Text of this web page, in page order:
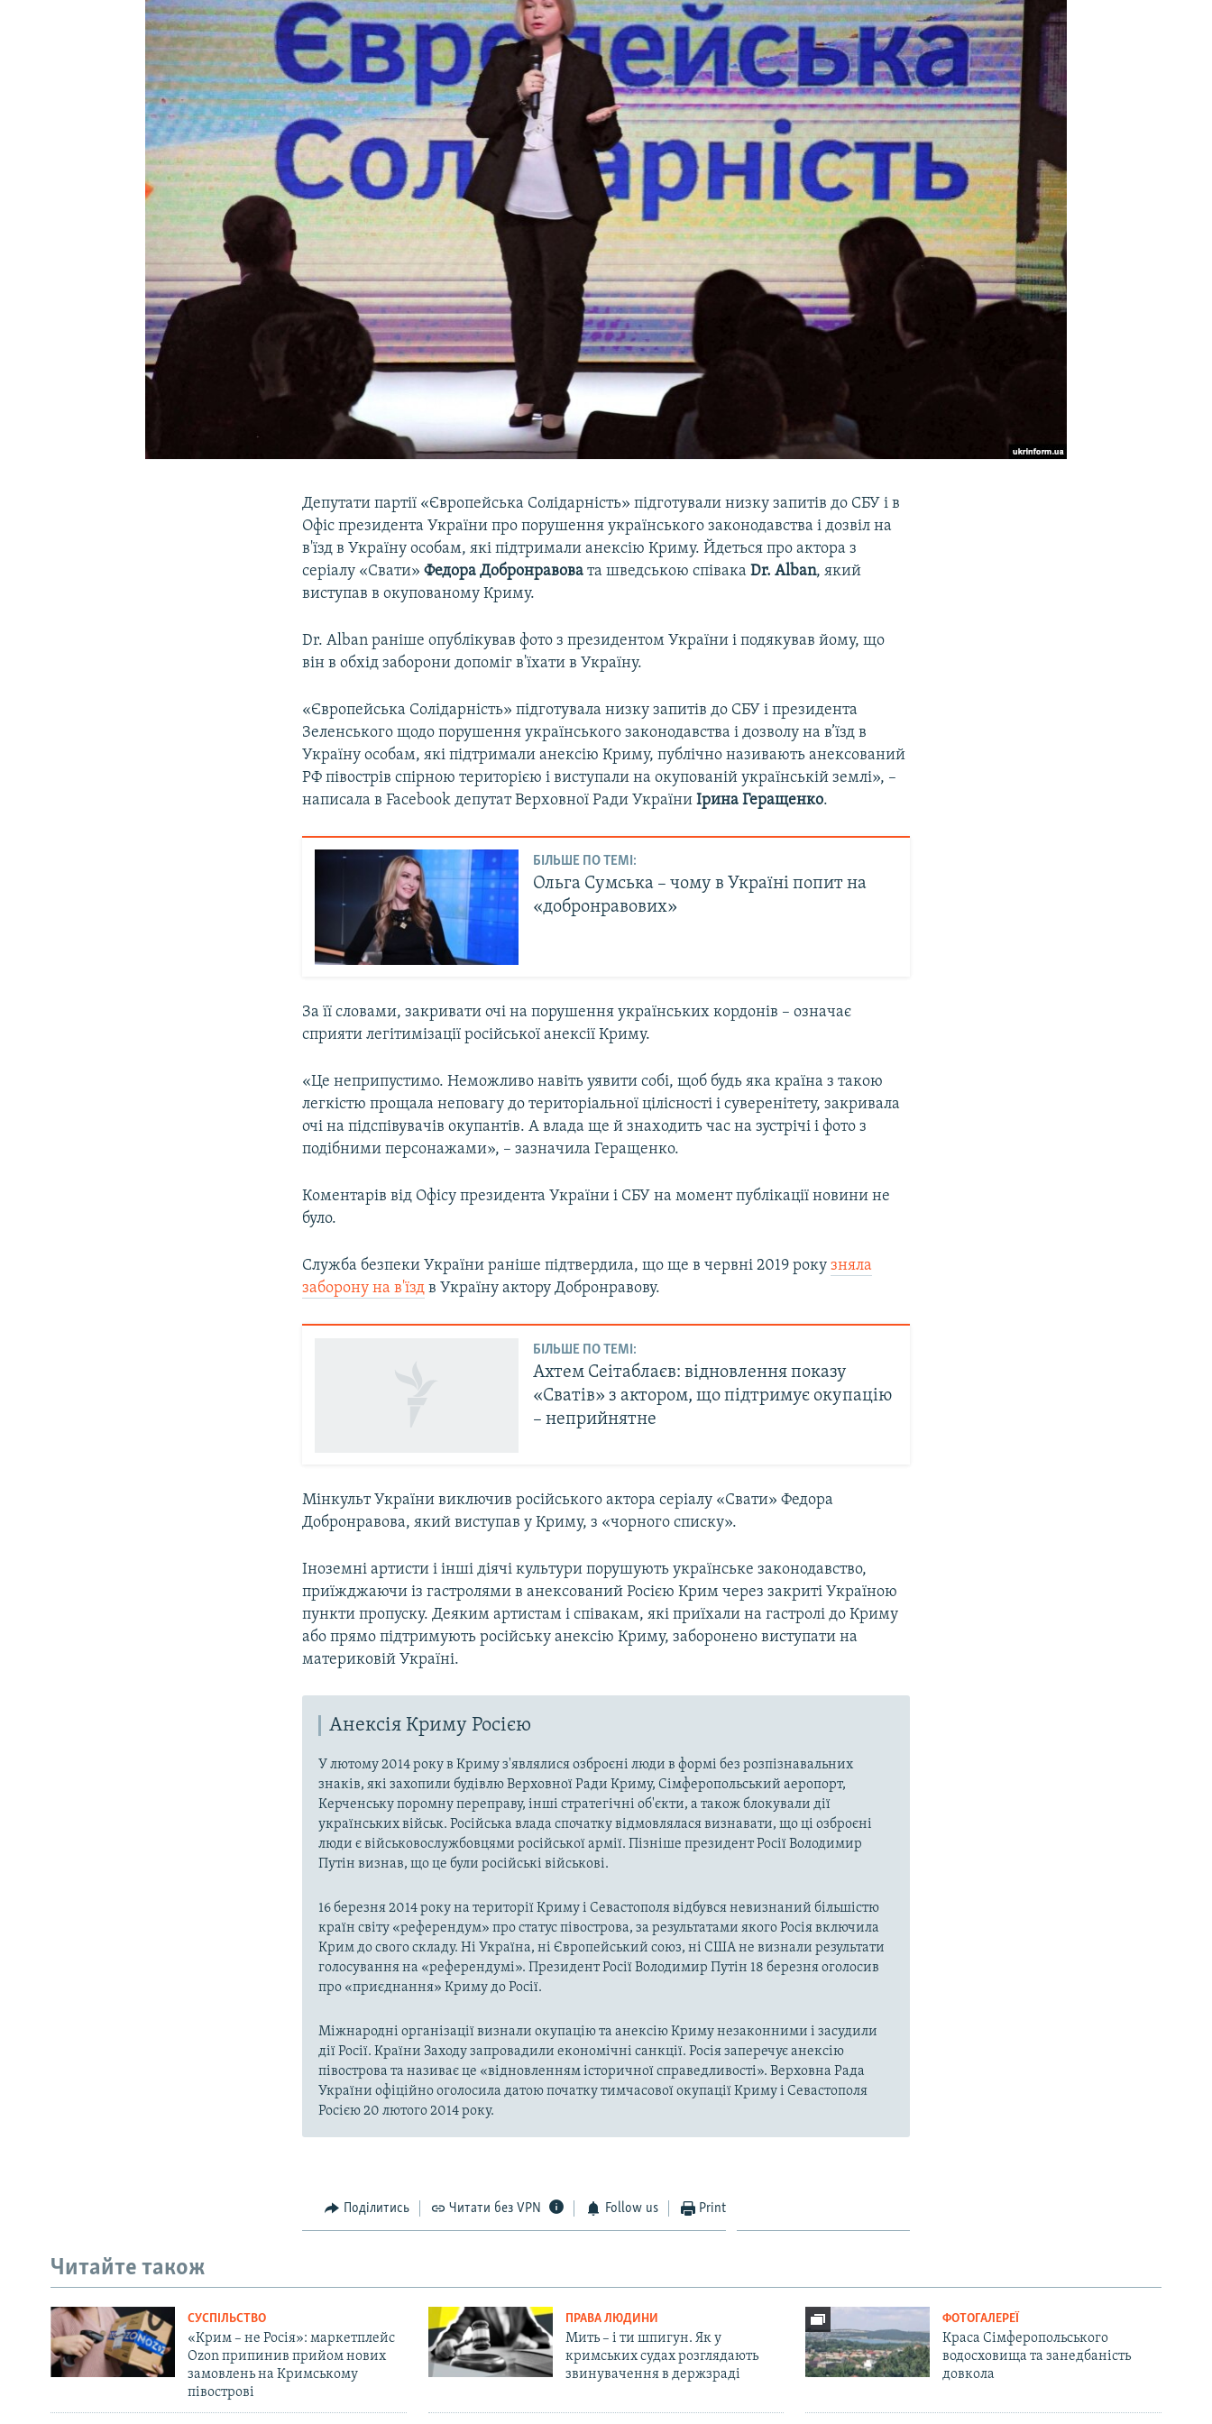
УКРАЇНСЬКА ПРОБЛЕМА КРИМУ
Депутати партії «Європейська Солідарність» підготували низку запитів до СБУ і в
Офіс президента України про порушення українського законодавства і дозвіл на
в'їзд в Україну особам, які підтримали анексію Криму. Йдеться про актора з
серіалу «Свати»Федора Добронравова та шведською співакаDr. Alban, який
виступав в окупованому Криму.
Dr. Alban раніше опублікував фото з президентом України і подякував йому, що
він в обхід заборони допоміг в'їхати в Україну.
«Європейська Солідарність» підготувала низку запитів до СБУ і президента
Зеленського щодо порушення українського законодавства і дозволу на в’їзд в
Україну особам, які підтримали анексію Криму, публічно називають анексований
РФ півострів спірною територією і виступали на окупованій українській землі», –
написала в Facebook депутат Верховної Ради України Ірина Геращенко.
БІЛЬШЕ ПО ТЕМІ:
Ольга Сумська – чому в Україні попит на
«добронравових»
За її словами, закривати очі на порушення українських кордонів – означає
сприяти легітимізації російської анексії Криму.
«Це неприпустимо. Неможливо навіть уявити собі, щоб будь яка країна з такою
легкістю прощала неповагу до територіальної цілісності і суверенітету, закривала
очі на підспівувачів окупантів. А влада ще й знаходить час на зустрічі і фото з
подібними персонажами», – зазначила Геращенко.
Коментарів від Офісу президента України і СБУ на момент публікації новини не
було.
Служба безпеки України раніше підтвердила, що ще в червні 2019 рокузняла
заборону на в'їзд в Україну актору Добронравову.
БІЛЬШЕ ПО ТЕМІ:
Ахтем Сеітаблаєв: відновлення показу
«Сватів» з актором, що підтримує окупацію
– неприйнятне
Мінкульт України виключив російського актора серіалу «Свати» Федора
Добронравова, який виступав у Криму, з «чорного списку».
Іноземні артисти і інші діячі культури порушують українське законодавство,
приїжджаючи із гастролями в анексований Росією Крим через закриті Україною
пункти пропуску. Деяким артистам і співакам, які приїхали на гастролі до Криму
або прямо підтримують російську анексію Криму, заборонено виступати на
материковій Україні.
Анексія Криму Росією
У лютому 2014 року в Криму з'являлися озброєні люди в формі без розпізнавальних
знаків, які захопили будівлю Верховної Ради Криму, Сімферопольський аеропорт,
Керченську поромну переправу, інші стратегічні об'єкти, а також блокували дії
українських військ. Російська влада спочатку відмовлялася визнавати, що ці озброєні
люди є військовослужбовцями російської армії. Пізніше президент Росії Володимир
Путін визнав, що це були російські військові.
16 березня 2014 року на території Криму і Севастополя відбувся невизнаний більшістю
країн світу «референдум» про статус півострова, за результатами якого Росія включила
Крим до свого складу. Ні Україна, ні Європейський союз, ні США не визнали результати
голосування на «референдумі». Президент Росії Володимир Путін 18 березня оголосив
про «приєднання» Криму до Росії.
Міжнародні організації визнали окупацію та анексію Криму незаконними і засудили
дії Росії. Країни Заходу запровадили економічні санкції. Росія заперечує анексію
півострова та називає це «відновленням історичної справедливості». Верховна Рада
України офіційно оголосила датою початку тимчасової окупації Криму і Севастополя
Росією 20 лютого 2014 року.
Поділитись Читати без VPN Follow us Print
Читайте також
СУСПІЛЬСТВО
«Крим – не Росія»: маркетплейс
Ozon припинив прийом нових
замовлень на Кримському
півострові
ПРАВА ЛЮДИНИ
Мить – і ти шпигун. Як у
кримських судах розглядають
звинувачення в держзраді
ФОТОГАЛЕРЕЇ
Краса Сімферопольського
водосховища та занедбаність
довкола